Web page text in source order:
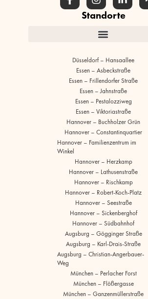
Standorte
Düsseldorf – Hansaallee
Essen – Asbeckstraße
Essen – Frillendorfer Straße
Essen – Jahnstraße
Essen – Pestalozziweg
Essen – Viktoriastraße
Hannover – Buchholzer Grün
Hannover – Constantinquartier
Hannover – Familienzentrum im
Winkel
Hannover – Herzkamp
Hannover – Lathusenstraße
Hannover – Rischkamp
Hannover – Robert-Koch-Platz
Hannover – Seestraße
Hannover – Sickenberghof
Hannover – Südbahnhof
Augsburg – Gögginger Straße
Augsburg – Karl-Drais-Straße
Augsburg – Christian-Angerbauer-
Weg
München – Perlacher Forst
München – Flößergasse
München – Ganzenmüllerstraße